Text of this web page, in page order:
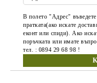
В полето "Адрес" въведете
пратката(ако искате
еконт или спиди). Ако
поръчката или имате
тел. : 0894 29 68 98 !